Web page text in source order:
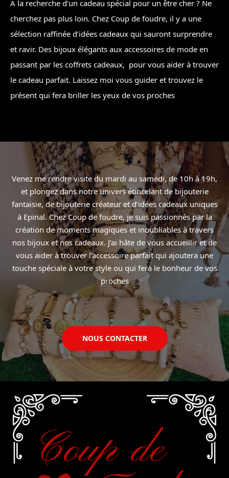
À la recherche d’un cadeau spécial pour un être cher ? Ne
cherchez pas plus loin. Chez Coup de foudre, il y a une
sélection raffinée d’idées cadeaux qui sauront surprendre
et ravir. Des bijoux élégants aux accessoires de mode en
passant par les coffrets cadeaux, pour vous aider à trouver
le cadeau parfait. Laissez moi vous guider et trouvez le
présent qui fera briller les yeux de vos proches
Venez me rendre visite du mardi au samedi, de 10h à 19h,
et plongez dans notre univers étincelant de bijouterie
fantaisie, de bijouterie créateur et d’idées cadeaux uniques
à Epinal. Chez Coup de foudre, je suis passionnés par la
création de moments magiques et inoubliables à travers
nos bijoux et nos cadeaux. J’ai hâte de vous accueillir et de
vous aider à trouver l’accessoire parfait qui ajoutera une
touche spéciale à votre style ou qui fera le bonheur de vos
proches
NOUS CONTACTER